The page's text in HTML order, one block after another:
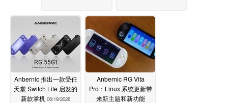
Anbernic 推出一款受任
天堂 Switch Lite 启发的
新款掌机 06/19/2026
Anbernic RG Vita
Pro：Linux 系统更新带
来新主题和新功能